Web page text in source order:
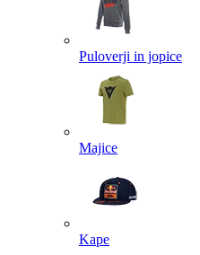
Puloverji in jopice
Majice
Kape